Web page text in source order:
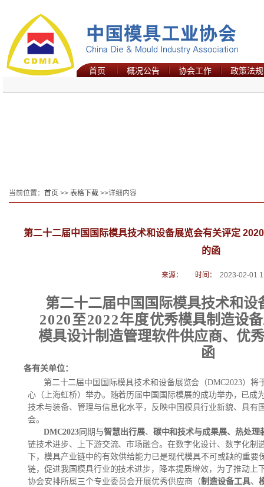
首页 概况公告 协会工作 政策法规
当前位置： 首页 >> 表格下载 >>详细内容
第二十二届中国国际模具技术和设备展览会有关评定
的函
来源： 时间： 2023-02-01
第二十二届中国国际模具技术和设
2020至2022年度优秀模具制造设
模具设计制造管理软件供应商、优
函
各有关单位：
第二十二届中国国际模具技术和设备展览会（DMC2023）将
心（上海虹桥）举办。随着历届中国国际模展的成功举办，已成
技术与装备、管理与信息化水平， 反映中国模具行业新貌、具有
会。
DMC2023 同期与智慧出行展、 碳中和技术与成果展、热处理
链技术进步、上下游交流、市场融合。在数字化设计、数字化制
下，模具产业链中的有效供给能力已是现代模具不可或缺的重要
链，促进我国模具行业的技术进步 ，降本提质增效， 为了推动上
协会安排所属三个专业委员会开展优秀供应商（制造设备工具、